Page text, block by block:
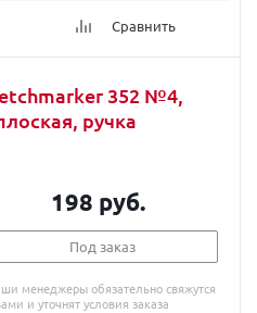
Сравнить
352 №4,
ручка
198 руб.
Под заказ
менеджеры обязательно свяжутся
и уточнят условия заказа